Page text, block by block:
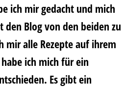
ich mir gedacht und mich
den Blog von den beiden zu
mir alle Rezepte auf ihrem
ich mich für ein
Es gibt ein